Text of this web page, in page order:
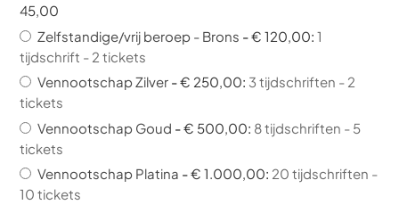
45,00
Zelfstandige/vrij beroep - Brons -€ 120,00: 1
tijdschrift - 2 tickets
Vennootschap Zilver -€ 250,00: 3 tijdschriften - 2
tickets
Vennootschap Goud -€ 500,00: 8 tijdschriften - 5
tickets
Vennootschap Platina -€ 1.000,00: 20 tijdschriften -
10 tickets